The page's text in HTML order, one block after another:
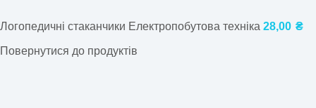
Логопедичні стаканчики Електропобутова техніка 28,00 ₴
Повернутися до продуктів